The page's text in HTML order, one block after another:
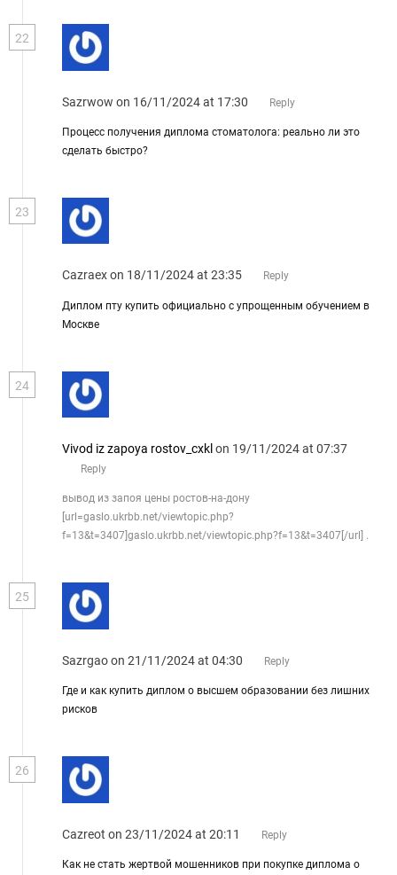
22
Sazrwow on 16/11/2024 at 17:30 Reply
Процесс получения диплома стоматолога: реально ли это
сделать быстро?
23
Cazraexon 18/11/2024 at 23:35 Reply
Диплом пту купить официально с упрощенным обучением в
Москве
24
Vivod iz zapoya rostov_cxkl on 19/11/2024 at 07:37
Reply
вывод из запоя цены ростов-на-дону
[url=gaslo.ukrbb.net/viewtopic.php?
f=13&t=3407]gaslo.ukrbb.net/viewtopic.php?f=13&t=3407[/url] .
25
Sazrgaoon 21/11/2024 at 04:30 Reply
Где и как купить диплом о высшем образовании без лишних
рисков
26
Cazreot on 23/11/2024 at 20:11 Reply
Как не стать жертвой мошенников при покупке диплома о